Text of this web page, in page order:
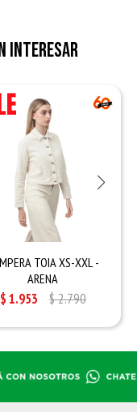
interesar
TOIA XS-XXL -
ARENA
$1.953 $2.790